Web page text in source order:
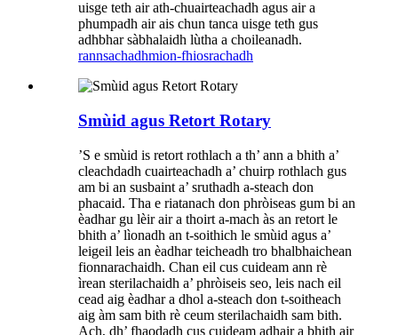
uisge teth air ath-chuairteachadh agus air a
phumpadh air ais chun tanca uisge teth gus
adhbhar sàbhalaidh lùtha a choileanadh.
rannsachadhmion-fhiosrachadh
Smùid agus Retort Rotary
’S e smùid is retort rothlach a th’ ann a bhith a’
cleachdadh cuairteachadh a’ chuirp rothlach gus
am bi an susbaint a’ sruthadh a-steach don
phacaid. Tha e riatanach don phròiseas gum bi an
èadhar gu lèir air a thoirt a-mach às an retort le
bhith a’ lìonadh an t-soithich le smùid agus a’
leigeil leis an èadhar teicheadh ​​​​tro bhalbhaichean
fionnarachaidh. Chan eil cus cuideam ann rè
ìrean sterilachaidh a’ phròiseis seo, leis nach eil
cead aig èadhar a dhol a-steach don t-soitheach
aig àm sam bith rè ceum sterilachaidh sam bith.
Ach, dh’ fhaodadh cus cuideam adhair a bhith air